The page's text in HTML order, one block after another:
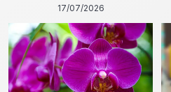
17/07/2026